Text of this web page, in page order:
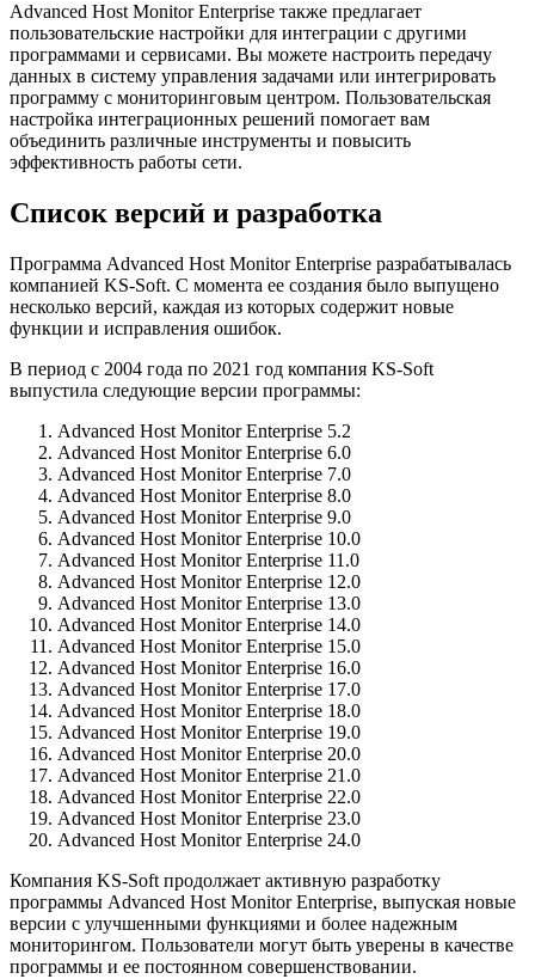
Advanced Host Monitor Enterprise также предлагает
пользовательские настройки для интеграции с другими
программами и сервисами. Вы можете настроить передачу
данных в систему управления задачами или интегрировать
программу с мониторинговым центром. Пользовательская
настройка интеграционных решений помогает вам
объединить различные инструменты и повысить
эффективность работы сети.
Список версий и разработка
Программа Advanced Host Monitor Enterprise разрабатывалась
компанией KS-Soft. С момента ее создания было выпущено
несколько версий, каждая из которых содержит новые
функции и исправления ошибок.
В период с 2004 года по 2021 год компания KS-Soft
выпустила следующие версии программы:
Advanced Host Monitor Enterprise 5.2
Advanced Host Monitor Enterprise 6.0
Advanced Host Monitor Enterprise 7.0
Advanced Host Monitor Enterprise 8.0
Advanced Host Monitor Enterprise 9.0
Advanced Host Monitor Enterprise 10.0
Advanced Host Monitor Enterprise 11.0
Advanced Host Monitor Enterprise 12.0
Advanced Host Monitor Enterprise 13.0
Advanced Host Monitor Enterprise 14.0
Advanced Host Monitor Enterprise 15.0
Advanced Host Monitor Enterprise 16.0
Advanced Host Monitor Enterprise 17.0
Advanced Host Monitor Enterprise 18.0
Advanced Host Monitor Enterprise 19.0
Advanced Host Monitor Enterprise 20.0
Advanced Host Monitor Enterprise 21.0
Advanced Host Monitor Enterprise 22.0
Advanced Host Monitor Enterprise 23.0
Advanced Host Monitor Enterprise 24.0
Компания KS-Soft продолжает активную разработку
программы Advanced Host Monitor Enterprise, выпуская новые
версии с улучшенными функциями и более надежным
мониторингом. Пользователи могут быть уверены в качестве
программы и ее постоянном совершенствовании.